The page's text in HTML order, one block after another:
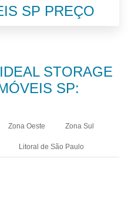
SP PREÇO
STORAGE
SP:
Zona Oeste Zona Sul
Litoral de São Paulo